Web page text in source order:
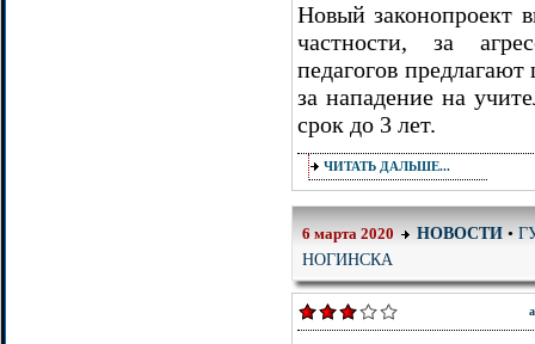
Новый законопроект
частности, за
педагогов
за нападение на
срок до 3 лет.
ЧИТАТЬ ДАЛЬШЕ...
6 марта 2020 НОВОСТИ •
НОГИНСКА